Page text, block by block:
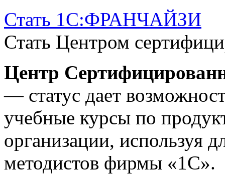
Стать 1С:ФРАНЧАЙЗИ
Стать Центром
Центр
— статус дает
учебные курсы по
организации, используя
методистов фирмы «1С».